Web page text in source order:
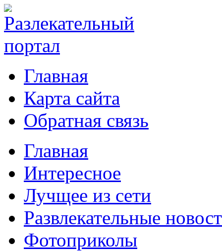
Главная
Карта сайта
Обратная связь
Главная
Интересное
Лучщее из сети
Развлекательные
Фотоприколы